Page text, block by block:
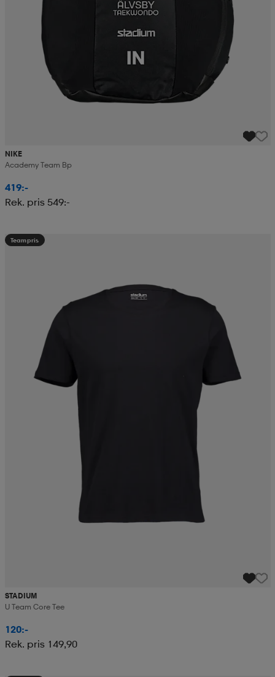
NIKE
Academy Team Bp
419:-
Rek. pris 549:-
Teampris
STADIUM
U Team Core Tee
120:-
Rek. pris 149,90